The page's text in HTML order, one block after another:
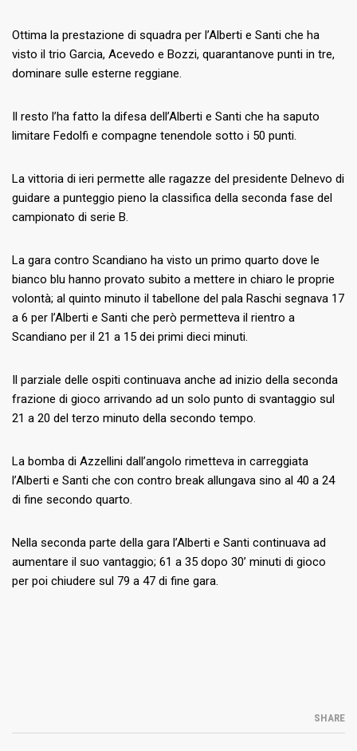
Ottima la prestazione di squadra per l’Alberti e Santi che ha
visto il trio Garcia, Acevedo e Bozzi, quarantanove punti in tre,
dominare sulle esterne reggiane.
Il resto l’ha fatto la difesa dell’Alberti e Santi che ha saputo
limitare Fedolfi e compagne tenendole sotto i 50 punti.
La vittoria di ieri permette alle ragazze del presidente Delnevo di
guidare a punteggio pieno la classifica della seconda fase del
campionato di serie B.
La gara contro Scandiano ha visto un primo quarto dove le
bianco blu hanno provato subito a mettere in chiaro le proprie
volontà; al quinto minuto il tabellone del pala Raschi segnava 17
a 6 per l’Alberti e Santi che però permetteva il rientro a
Scandiano per il 21 a 15 dei primi dieci minuti.
Il parziale delle ospiti continuava anche ad inizio della seconda
frazione di gioco arrivando ad un solo punto di svantaggio sul
21 a 20 del terzo minuto della secondo tempo.
La bomba di Azzellini dall’angolo rimetteva in carreggiata
l’Alberti e Santi che con contro break allungava sino al 40 a 24
di fine secondo quarto.
Nella seconda parte della gara l’Alberti e Santi continuava ad
aumentare il suo vantaggio; 61 a 35 dopo 30’ minuti di gioco
per poi chiudere sul 79 a 47 di fine gara.
SHARE